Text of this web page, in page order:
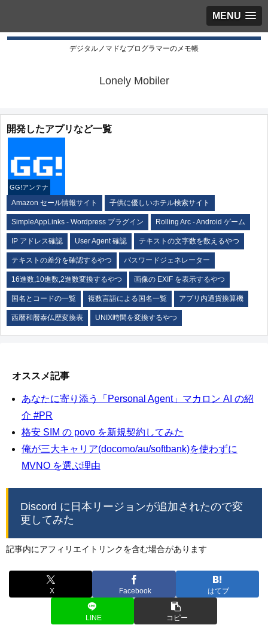
MENU
デジタルノマドなプログラマーのメモ帳
Lonely Mobiler
開発したアプリなど一覧
GG!アンテナ
Amazon セール情報サイト 子供に優しいホテル検索サイト
SimpleAppLinks - Wordpress プラグイン Rolling Arc - Android ゲーム
IP アドレス確認 User Agent 確認 テキストの文字数を数えるやつ
テキストの差分を確認するやつ パスワードジェネレーター
16進数,10進数,2進数変換するやつ 画像の EXIF を表示するやつ
国名とコードの一覧 複数言語による国名一覧 アプリ内通貨換算機
西暦和暦泰仏歴変換表 UNIX時間を変換するやつ
オススメ記事
あなたに寄り添う「Personal Agent」マカロン AI の紹
介 #PR
格安 SIM の povo を新規契約してみた
俺が三大キャリア(docomo/au/softbank)を使わずに
MVNO を選ぶ理由
Discord に日本リージョンが追加されたので変
更してみた
記事内にアフィリエイトリンクを含む場合があります
X Facebook はてブ
LINE コピー